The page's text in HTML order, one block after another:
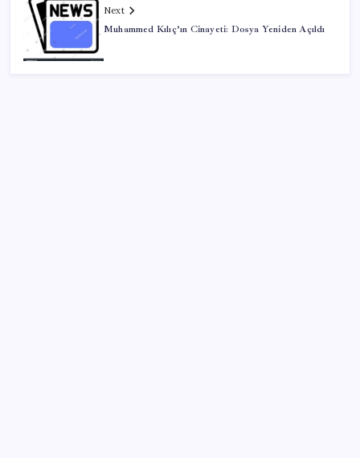
Next
Muhammed Kılıç’ın Cinayeti: Dosya Yeniden Açıldı